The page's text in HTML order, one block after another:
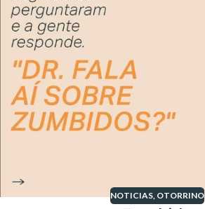
NOTICIAS, OTORRINO